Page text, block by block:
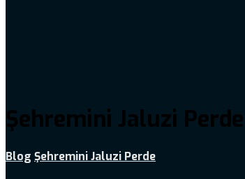
Şehremini Jaluzi Perde
Blog Şehremini Jaluzi Perde